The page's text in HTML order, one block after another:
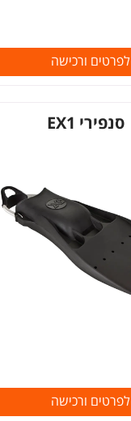
לפרטים ורכישה
סנפירי EX1
לפרטים ורכישה